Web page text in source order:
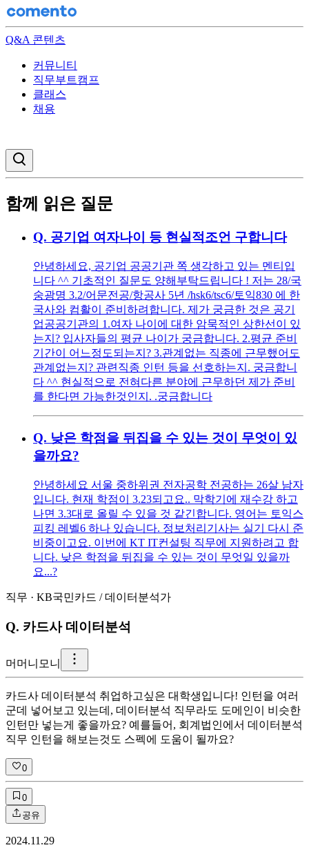
Q&A 콘텐츠
커뮤니티
직무부트캠프
클래스
채용
함께 읽은 질문
Q. 공기업 여자나이 등 현실적조언 구합니다
안녕하세요, 공기업 공공기관 쪽 생각하고 있는 멘티입
니다 ^^ 기초적인 질문도 양해부탁드립니다 ! 저는 28/국
숭광명 3.2/어문전공/항공사 5년 /hsk6/tsc6/토익830 에 한
국사와 컴활이 준비하려합니다. 제가 궁금한 것은 공기
업공공기관의 1.여자 나이에 대한 암묵적인 상한선이 있
는지? 입사자들의 평균 나이가 궁금합니다. 2.평균 준비
기간이 어느정도되는지? 3.관계없는 직종에 근무했어도
관계없는지? 관련직종 인턴 등을 선호하는지. 궁금합니
다 ^^ 현실적으로 전혀다른 분야에 근무하던 제가 준비
를 한다면 가능한것인지. .궁금합니다
Q. 낮은 학점을 뒤집을 수 있는 것이 무엇이 있
을까요?
안녕하세요 서울 중하위권 전자공학 전공하는 26살 남자
입니다. 현재 학점이 3.23되고요.. 막학기에 재수강 하고
나면 3.3대로 올릴 수 있을 것 같긴합니다. 영어는 토익스
피킹 레벨6 하나 있습니다. 정보처리기사는 실기 다시 준
비중이고요. 이번에 KT IT컨설팅 직무에 지원하려고 합
니다. 낮은 학점을 뒤집을 수 있는 것이 무엇일 있을까
요...?
직무 · KB국민카드 /데이터분석가
Q. 카드사 데이터분석
머 머니모니
카드사 데이터분석 취업하고싶은 대학생입니다! 인턴을 여러
군데 넣어보고 있는데, 데이터분석 직무라도 도메인이 비슷한
인턴만 넣는게 좋을까요? 예를들어, 회계법인에서 데이터분석
직무 인턴을 해보는것도 스펙에 도움이 될까요?
0
0
공유
2024.11.29